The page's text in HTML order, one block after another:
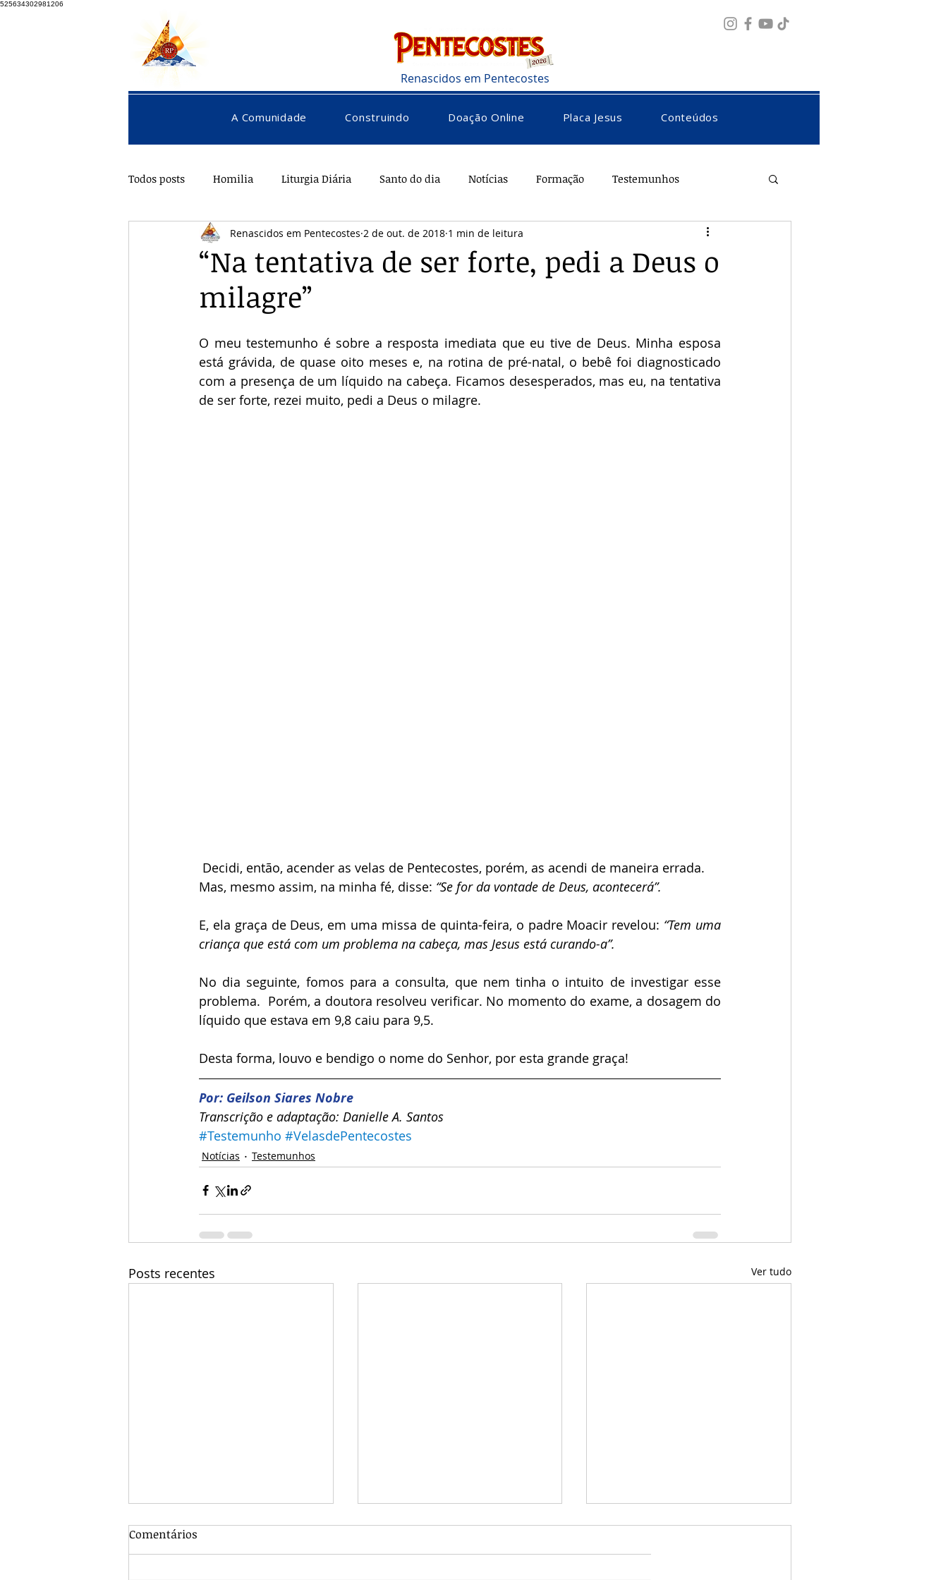
525634302981206
Renascidos em Pentecostes
A Comunidade Construindo Doação Online Placa Jesus Conteúdos
Todos posts Homilia Liturgia Diária Santo do dia Notícias Formação Testemunhos
Pentecostes Galeria Orações Saúde Diversos Vocacional
“Na tentativa de ser forte, pedi a Deus o
milagre”
Renascidos em Pentecostes 2 de out. de 2018 1 min de leitura
O meu testemunho é sobre a resposta imediata que eu tive de Deus. Minha esposa
está grávida, de quase oito meses e, na rotina de pré-natal, o bebê foi diagnosticado
com a presença de um líquido na cabeça. Ficamos desesperados, mas eu, na tentativa
de ser forte, rezei muito, pedi a Deus o milagre.
Mas, mesmo assim, na minha fé, disse: “Se for da vontade de Deus, acontecerá”.
E, ela graça de Deus, em uma missa de quinta-feira, o padre Moacir revelou: “Tem uma
criança que está com um problema na cabeça, mas Jesus está curando-a”.
No dia seguinte, fomos para a consulta, que nem tinha o intuito de investigar esse
problema.  Porém, a doutora resolveu verificar. No momento do exame, a dosagem do
líquido que estava em 9,8 caiu para 9,5.
Desta forma, louvo e bendigo o nome do Senhor, por esta grande graça!
Por: Geilson Siares Nobre
Transcrição e adaptação: Danielle A. Santos
#Testemunho #VelasdePentecostes
Notícias Testemunhos
Posts recentes Ver tudo
Comentários